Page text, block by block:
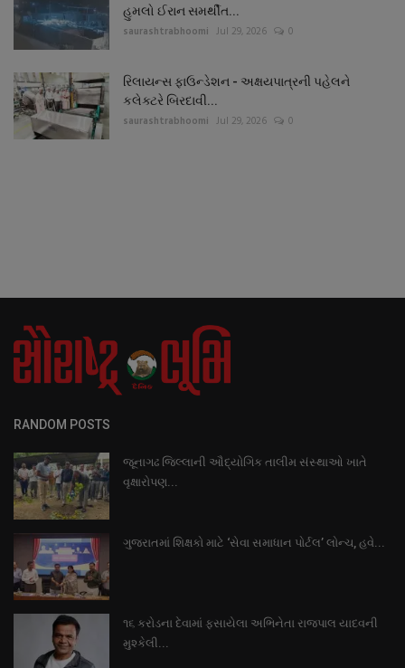
હુમલો ઈરાન સમર્થીત...
saurashtrabhoomi Jul 29, 2026 0
રિલાયન્સ ફાઉન્ડેશન - અક્ષયપાત્રની પહેલને
કલેક્ટરે બિરદાવી...
saurashtrabhoomi Jul 29, 2026 0
RANDOM POSTS
જૂનાગઢ જિલ્લાની ઔદ્યોગિક તાલીમ સંસ્થાઓ ખાતે
વૃક્ષારોપણ...
ગુજરાતમાં શિક્ષકો માટે ‘સેવા સમાધાન પોર્ટલ’ લોન્ચ, હવે...
૧૬ કરોડના દેવામાં ફસાયેલા અભિનેતા રાજપાલ યાદવની
મુશ્કેલી...